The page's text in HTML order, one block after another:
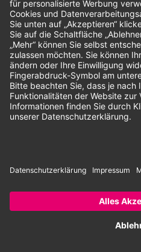
Unsere Zahlungsarten:
Rechnung SEPA-Lastschrift